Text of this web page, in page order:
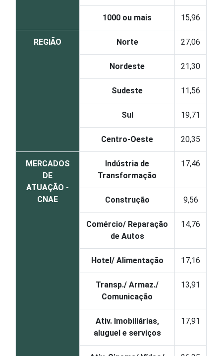
1000 ou mais 15,96
REGIÃO Norte 27,06
Nordeste 21,30
Sudeste 11,56
Sul 19,71
Centro-Oeste 20,35
MERCADOS
DE
ATUAÇÃO -
CNAE
Indústria de
Transformação
17,46
Construção 9,56
Comércio/ Reparação
de Autos
14,76
Hotel/ Alimentação 17,16
Transp./ Armaz./
Comunicação
13,91
Ativ. Imobiliárias,
aluguel e serviços
17,91